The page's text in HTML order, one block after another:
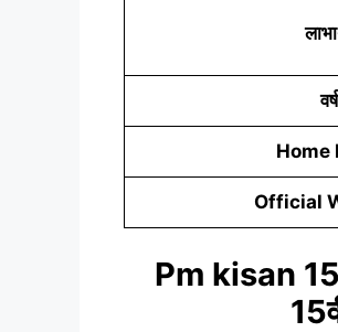
वर्ष
Home
Official
Pm kisan